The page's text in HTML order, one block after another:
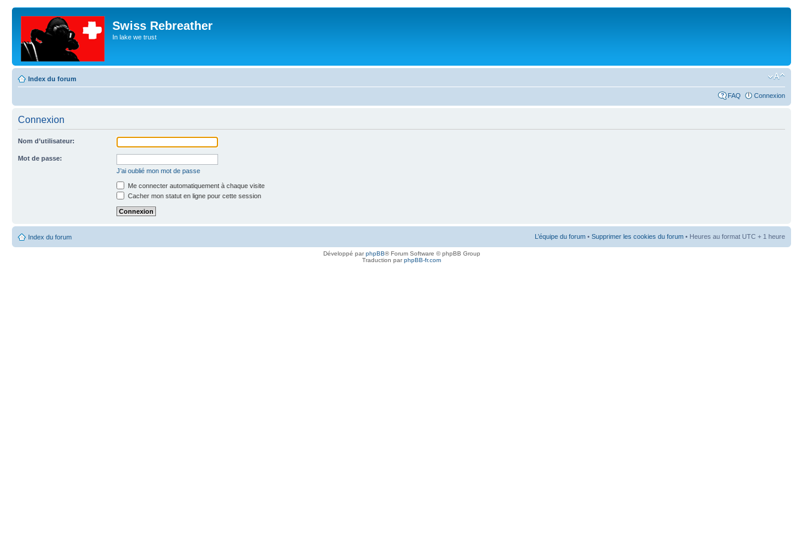
Swiss Rebreather
In lake we trust
Index du forum
FAQ Connexion
Connexion
Nom d’utilisateur:
Mot de passe:
J’ai oublié mon mot de passe
Me connecter automatiquement à chaque visite
Cacher mon statut en ligne pour cette session
Index du forum L’équipe du forum • Supprimer les cookies du forum • Heures au format UTC + 1 heure
Développé parphpBB® Forum Software © phpBB Group
Traduction parphpBB-fr.com